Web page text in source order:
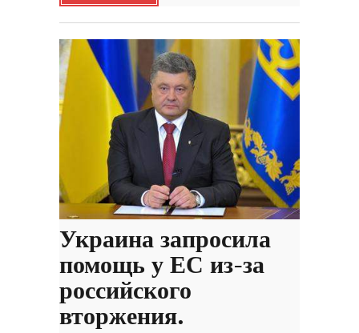
Украина запросила
помощь у ЕС из-за
российского
вторжения.